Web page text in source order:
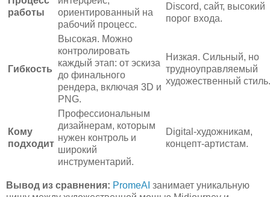
работы
ориентированный на
рабочий процесс.
Discord, сайт, высокий
порог входа.
Гибкость
Высокая. Можно
контролировать
каждый этап: от эскиза
до финального
рендера, включая 3D и
PNG.
Низкая. Сильный, но
трудноуправляемый
художественный стиль.
Кому
подходит
Профессиональным
дизайнерам, которым
нужен контроль и
широкий
инструментарий.
Digital-художникам,
концепт-артистам.
Вывод из сравнения: PromeAI занимает уникальную